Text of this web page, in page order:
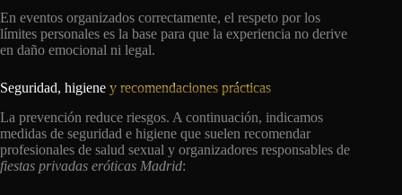
En eventos organizados correctamente, el respeto por los
límites personales es la base para que la experiencia no derive
en daño emocional ni legal.
Seguridad, higiene y recomendaciones prácticas
La prevención reduce riesgos. A continuación, indicamos
medidas de seguridad e higiene que suelen recomendar
profesionales de salud sexual y organizadores responsables de
fiestas privadas eróticas Madrid: